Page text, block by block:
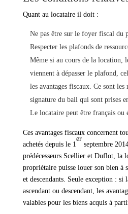
Quant au locataire il doit :
Ne pas être sur le foyer fiscal du
Respecter les plafonds de
Même si au cours de la location,
viennent à dépasser le plafond,
les avantages fiscaux. Ce sont les
signature du bail qui sont prises
Le locataire peut être français ou
Ces avantages fiscaux concernent
achetés depuis le 1
er
septembre
prédécesseurs Scellier et Duflot, la
propriétaire puisse louer son bien à
et descendants. Seule exception : si
ascendant ou descendant, les
valables pour les biens acquis à